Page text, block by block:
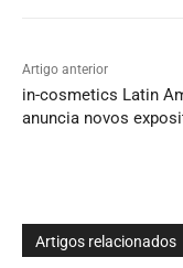
Artigo anterior
in-cosmetics Latin
anuncia novos
Artigos relacionados